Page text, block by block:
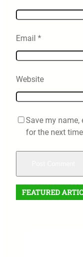
Email *
Website
Save my name,
for the next
FEATURED